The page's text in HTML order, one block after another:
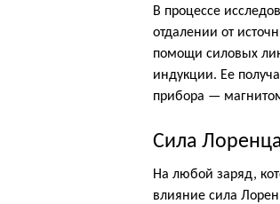
В процессе
отдалении от
помощи силовых
индукции. Ее
прибора —
Сила Лоренца
На любой заряд,
влияние сила